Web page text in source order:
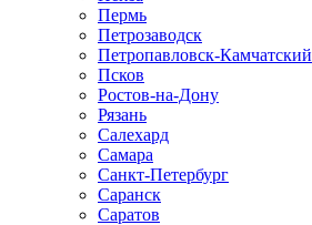
Пермь
Петрозаводск
Петропавловск-Камчатский
Псков
Ростов-на-Дону
Рязань
Салехард
Самара
Санкт-Петербург
Саранск
Саратов